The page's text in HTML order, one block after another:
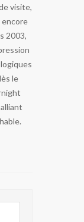
visite,
2003,
le